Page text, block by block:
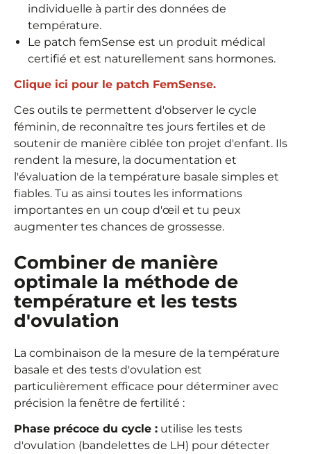
individuelle à partir des données de
température.
Le patch femSense est un produit médical
certifié et est naturellement sans hormones.
Clique ici pour le patch FemSense.
Ces outils te permettent d'observer le cycle
féminin, de reconnaître tes jours fertiles et de
soutenir de manière ciblée ton projet d'enfant. Ils
rendent la mesure, la documentation et
l'évaluation de la température basale simples et
fiables. Tu as ainsi toutes les informations
importantes en un coup d'œil et tu peux
augmenter tes chances de grossesse.
Combiner de manière
optimale la méthode de
température et les tests
d'ovulation
La combinaison de la mesure de la température
basale et des tests d'ovulation est
particulièrement efficace pour déterminer avec
précision la fenêtre de fertilité :
Phase précoce du cycle : utilise les tests
d'ovulation (bandelettes de LH) pour détecter